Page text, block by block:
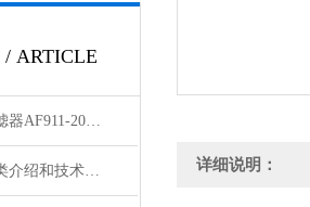
/ ARTICLE
日本SMC大型过滤器AF911-20和AF60-10的区别
SMC气缸——种类介绍和技术资料 详细说明：